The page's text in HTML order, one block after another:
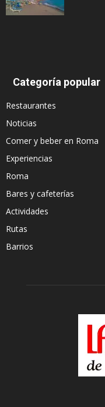
Categoría popular
Restaurantes
Noticias
Comer y beber en Roma
Experiencias
Roma
Bares y cafeterías
Actividades
Rutas
Barrios